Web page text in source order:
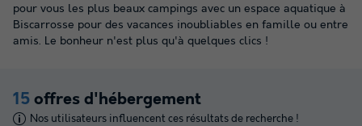
pour vous les plus beaux campings avec un espace aquatique à
Biscarrosse pour des vacances inoubliables en famille ou entre
amis. Le bonheur n'est plus qu'à quelques clics !
15 offres d'hébergement
Nos utilisateurs influencent ces résultats de recherche !